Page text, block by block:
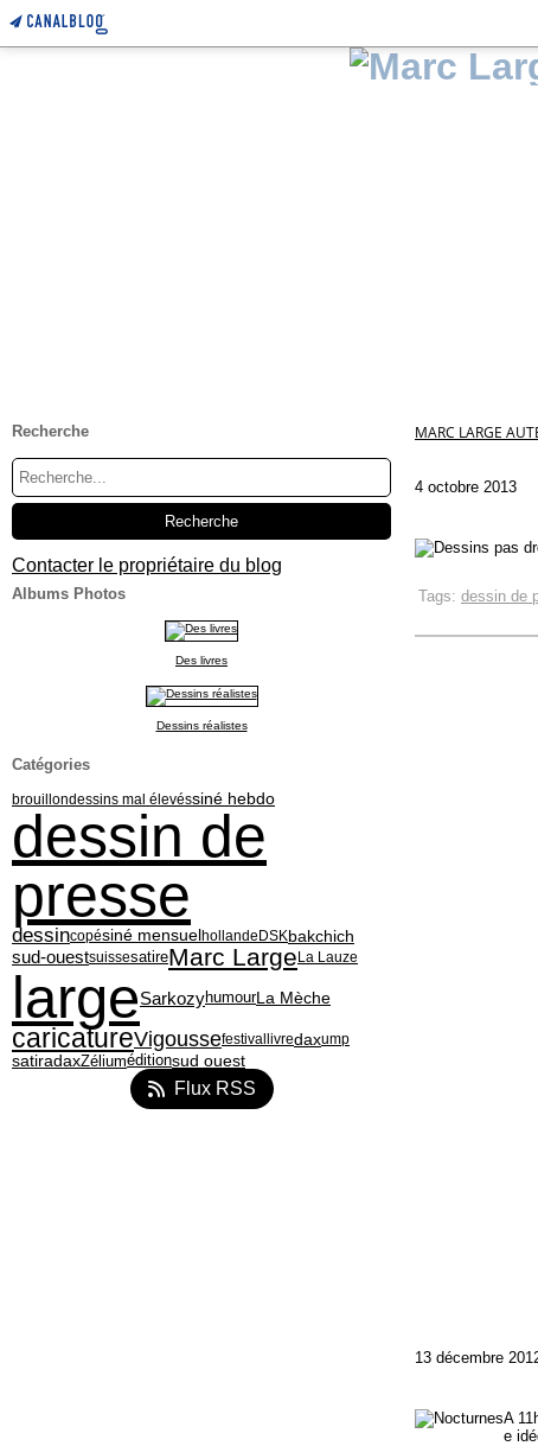
Recherche
Contacter le propriétaire du blog
Albums Photos
Des livres
Dessins réalistes
Catégories
brouillondessins mal élevéssiné hebdo
dessin de
presse
dessincopésiné mensuelhollandeDSKbakchich
sud-ouestsuissesatireMarc Large La Lauze
largeSarkozyhumourLa Mèche
caricatureVigoussefestival livredaxump
satiradaxZéliuméditionsud ouest
Flux RSS
MARC LARGE
4 octobre 2013
Tags: dessin de
13 décembre
A
e